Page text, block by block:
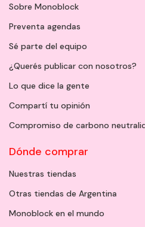
Sobre Monoblock
Preventa agendas
Sé parte del equipo
¿Querés publicar con nosotros?
Lo que dice la gente
Compartí tu opinión
Compromiso de carbono
Dónde comprar
Nuestras tiendas
Otras tiendas de Argentina
Monoblock en el mundo